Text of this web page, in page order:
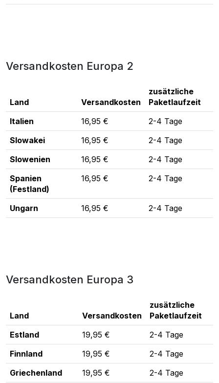
Versandkosten Europa 2
Land Versandkosten
zusätzliche
Paketlaufzeit
Italien
16,95 €
2-4 Tage
Slowakei
16,95 €
2-4 Tage
Slowenien
16,95 €
2-4 Tage
Spanien
(Festland)
16,95 € 2-4 Tage
Ungarn 16,95 € 2-4 Tage
Versandkosten Europa 3
Land Versandkosten
zusätzliche
Paketlaufzeit
Estland
19,95 €
2-4 Tage
Finnland
19,95 €
2-4 Tage
Griechenland
19,95 € 2-4 Tage